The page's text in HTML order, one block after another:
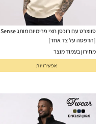
סווצרט עם רוכסן חצי פרימיום מותג Sense
[הדפסה על צד אחד]
מחירון בעמוד מוצר
אפשרויות